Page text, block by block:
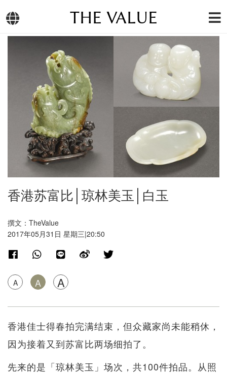
THE VALUE
香港苏富比│琼林美玉│白玉
撰文：TheValue
2017年05月31日 星期三|20:50
A A A
香港佳士得春拍完满结束，但众藏家尚未能稍休，
因为接着又到苏富比两场细拍了。
先来的是「琼林美玉」场次，共100件拍品。从照